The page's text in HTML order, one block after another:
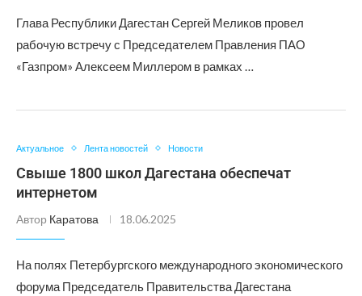
Глава Республики Дагестан Сергей Меликов провел
рабочую встречу с Председателем Правления ПАО
«Газпром» Алексеем Миллером в рамках …
Актуальное Лента новостей Новости
Свыше 1800 школ Дагестана обеспечат
интернетом
Автор Каратова 18.06.2025
На полях Петербургского международного экономического
форума Председатель Правительства Дагестана